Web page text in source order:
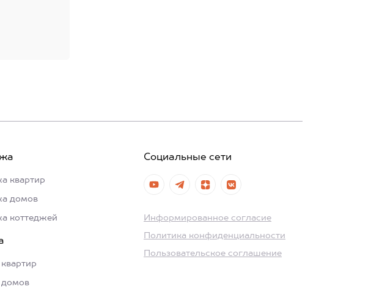
квартир
домов
коттеджей
домов
Социальные сети
Информированное согласие
Политика конфиденциальности
Пользовательское соглашение